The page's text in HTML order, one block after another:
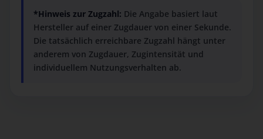
*Hinweis zur Zugzahl: Die Angabe basiert laut
Hersteller auf einer Zugdauer von einer Sekunde.
Die tatsächlich erreichbare Zugzahl hängt unter
anderem von Zugdauer, Zugintensität und
individuellem Nutzungsverhalten ab.